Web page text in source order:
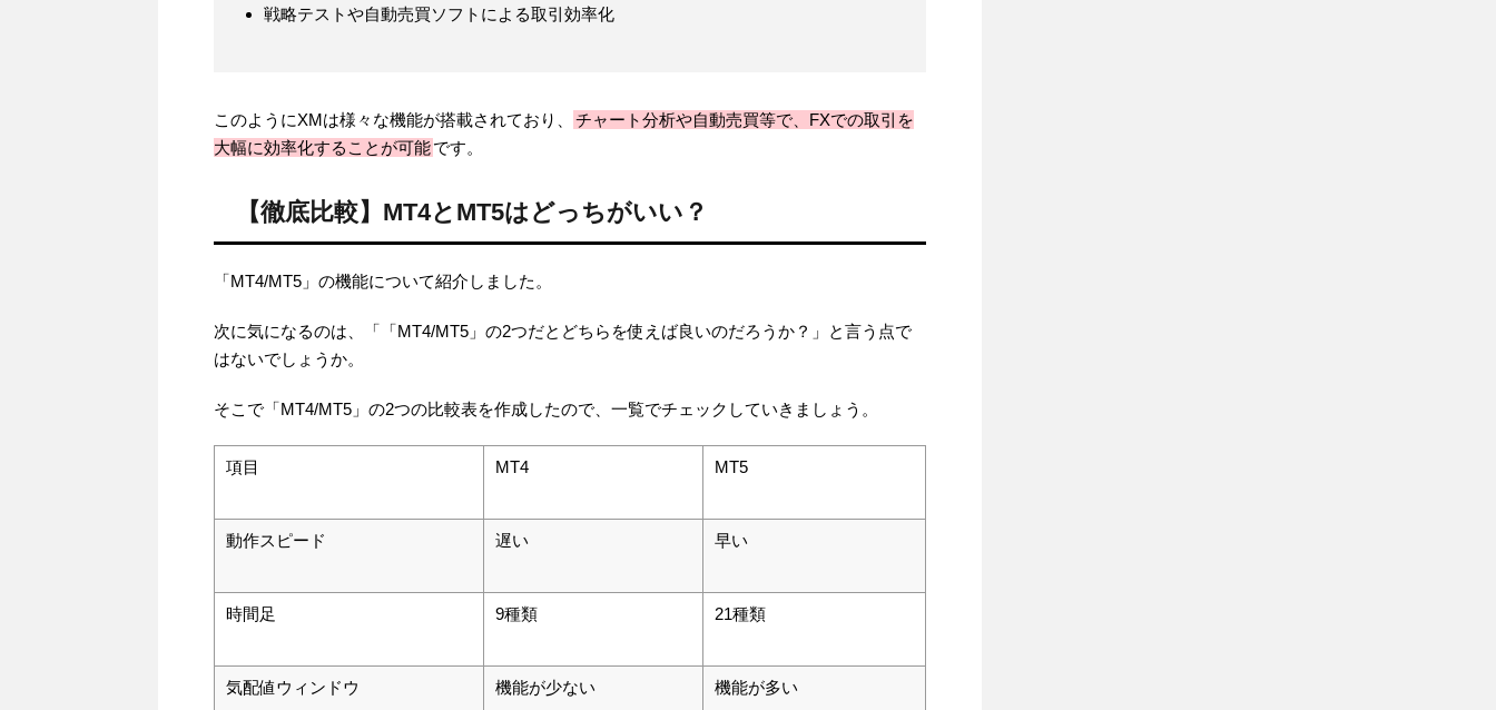
戦略テストや自動売買ソフトによる取引効率化
このようにXMは様々な機能が搭載されており、
チャート分析や自動売買等で、FXでの取引を
大幅に効率化することが可能です。
【徹底比較】MT4とMT5はどっちがいい？
「MT4/MT5」の機能について紹介しました。
次に気になるのは、「「MT4/MT5」の2つだとどちらを使えば良いのだろうか？」と言う点で
はないでしょうか。
そこで「MT4/MT5」の2つの比較表を作成したので、一覧でチェックしていきましょう。
項目 MT4 MT5
動作スピード 遅い 早い
時間足 9種類 21種類
気配値ウィンドウ 機能が少ない 機能が多い